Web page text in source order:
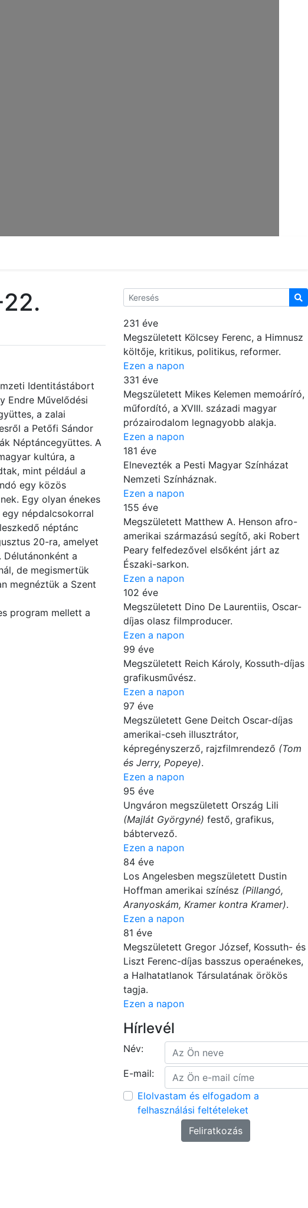
Identitástábort
Endre Művelődési
a zalai
a Petőfi Sándor
Néptáncegyüttes. A
kultúra, a
mint például a
egy közös
Egy olyan énekes
népdalcsokorral
néptánc
20-ra, amelyet
a
de megismertük
megnéztük a Szent
program mellett a
231 éve
Megszületett Kölcsey Ferenc, a Himnusz
költője, kritikus, politikus, reformer.
Ezen a napon
331 éve
Megszületett Mikes Kelemen memoáríró,
műfordító, a XVIII. századi magyar
prózairodalom legnagyobb alakja.
Ezen a napon
181 éve
Elnevezték a Pesti Magyar Színházat
Nemzeti Színháznak.
Ezen a napon
155 éve
Megszületett Matthew A. Henson afro-
amerikai származású segítő, aki Robert
Peary felfedezővel elsőként járt az
Északi-sarkon.
Ezen a napon
102 éve
Megszületett Dino De Laurentiis, Oscar-
díjas olasz filmproducer.
Ezen a napon
99 éve
Megszületett Reich Károly, Kossuth-díjas
grafikusművész.
Ezen a napon
97 éve
Megszületett Gene Deitch Oscar-díjas
amerikai-cseh illusztrátor,
képregényszerző, rajzfilmrendező (Tom
és Jerry, Popeye).
Ezen a napon
95 éve
Ungváron megszületett Ország Lili
(Majlát Györgyné) festő, grafikus,
bábtervező.
Ezen a napon
84 éve
Los Angelesben megszületett Dustin
Hoffman amerikai színész (Pillangó,
Aranyoskám, Kramer kontra Kramer).
Ezen a napon
81 éve
Megszületett Gregor József, Kossuth- és
Liszt Ferenc-díjas basszus operaénekes,
a Halhatatlanok Társulatának örökös
tagja.
Ezen a napon
Hírlevél
Név:
E-mail:
Elolvastam és elfogadom a
felhasználási feltételeket